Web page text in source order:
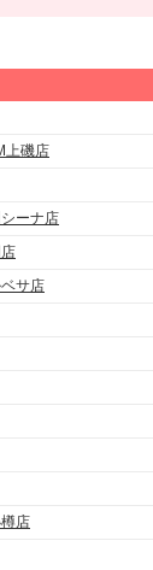
上磯店
ーナ店
サ店
店